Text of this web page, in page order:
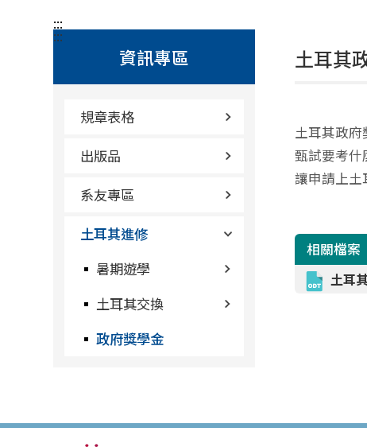
:::
資訊專區
規章表格
出版品
系友專區
土耳其進修
暑期遊學
土耳其交換
政府獎學金
:::
土耳其
土耳其政府
甄試要考什
讓申請上土
相關檔案
土耳